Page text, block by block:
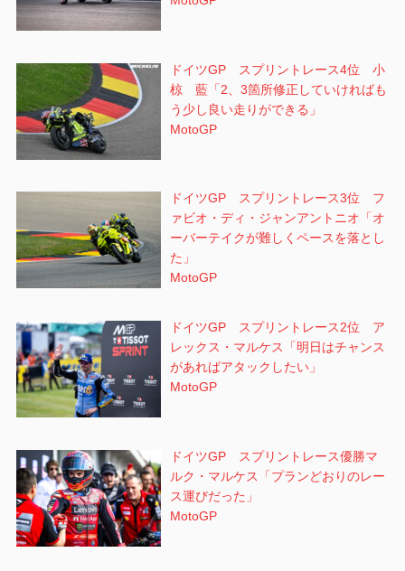
ドイツGP スプリントレース4位 小
椋 藍「2、3箇所修正していければも
う少し良い走りができる」
MotoGP
ドイツGP スプリントレース3位 フ
ァビオ・ディ・ジャンアントニオ「オ
ーバーテイクが難しくペースを落とし
た」
MotoGP
ドイツGP スプリントレース2位 ア
レックス・マルケス「明日はチャンス
があればアタックしたい」
MotoGP
ドイツGP スプリントレース優勝マ
ルク・マルケス「プランどおりのレー
ス運びだった」
MotoGP